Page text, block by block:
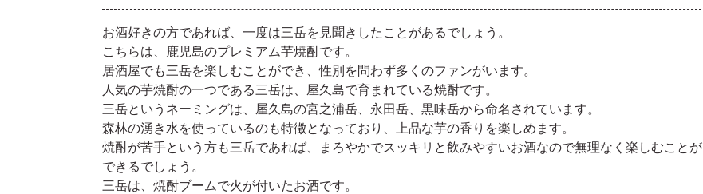
お酒好きの方であれば、一度は三岳を見聞きしたことがあるでしょう。
こちらは、鹿児島のプレミアム芋焼酎です。
居酒屋でも三岳を楽しむことができ、性別を問わず多くのファンがいます。
人気の芋焼酎の一つである三岳は、屋久島で育まれている焼酎です。
三岳というネーミングは、屋久島の宮之浦岳、永田岳、黒味岳から命名されています。
森林の湧き水を使っているのも特徴となっており、上品な芋の香りを楽しめます。
焼酎が苦手という方も三岳であれば、まろやかでスッキリと飲みやすいお酒なので無理なく楽しむことが
できるでしょう。
三岳は、焼酎ブームで火が付いたお酒です。